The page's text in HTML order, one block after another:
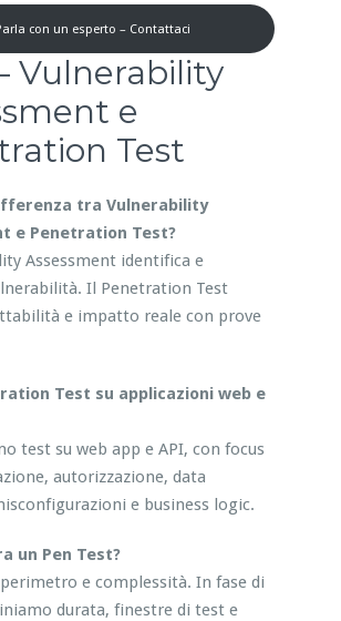
con un esperto – Contattaci
Vulnerability
e
Test
tra Vulnerability
e Penetration Test?
Assessment identifica e
Il Penetration Test
e impatto reale con prove
Test su applicazioni web e
test su web app e API, con focus
autorizzazione, data
e business logic.
un Pen Test?
e complessità. In fase di
durata, finestre di test e